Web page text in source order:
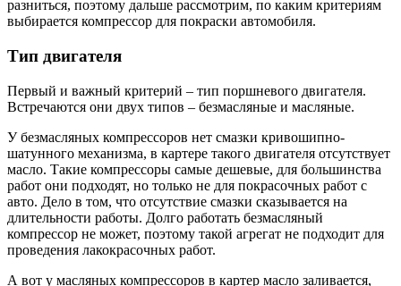
разниться, поэтому дальше рассмотрим, по каким критериям
выбирается компрессор для покраски автомобиля.
Тип двигателя
Первый и важный критерий – тип поршневого двигателя.
Встречаются они двух типов – безмасляные и масляные.
У безмасляных компрессоров нет смазки кривошипно-
шатунного механизма, в картере такого двигателя отсутствует
масло. Такие компрессоры самые дешевые, для большинства
работ они подходят, но только не для покрасочных работ с
авто. Дело в том, что отсутствие смазки сказывается на
длительности работы. Долго работать безмасляный
компрессор не может, поэтому такой агрегат не подходит для
проведения лакокрасочных работ.
А вот у масляных компрессоров в картер масло заливается,